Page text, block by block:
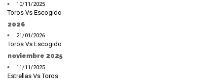
10/11/2025
Toros Vs Escogido
2026
21/01/2026
Toros Vs Escogido
noviembre 2025
11/11/2025
Estrellas Vs Toros